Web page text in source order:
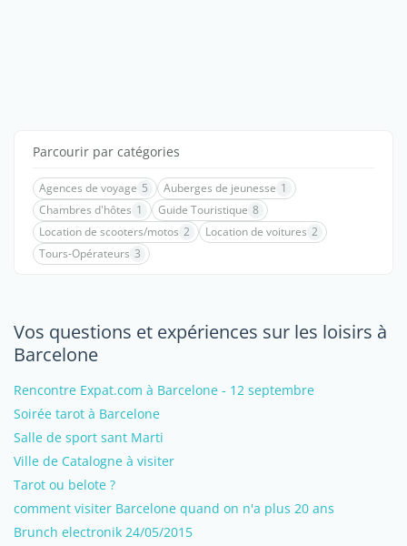
Parcourir par catégories
Agences de voyage 5 Auberges de jeunesse 1
Chambres d'hôtes 1 Guide Touristique 8
Location de scooters/motos 2 Location de voitures 2
Tours-Opérateurs 3
Vos questions et expériences sur les loisirs à
Barcelone
Rencontre Expat.com à Barcelone - 12 septembre
Soirée tarot à Barcelone
Salle de sport sant Marti
Ville de Catalogne à visiter
Tarot ou belote ?
comment visiter Barcelone quand on n'a plus 20 ans
Brunch electronik 24/05/2015